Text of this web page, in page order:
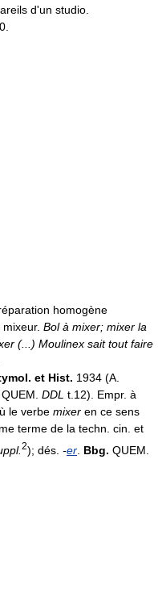
d'un studio.
homogène
Bol à mixer; mixer la
(...) Moulinex sait tout faire
et Hist. 1934 (A.
DDL t.12). Empr. à
le verbe mixer en ce sens
terme de la techn. cin. et
2); dés. -er Bbg. QUEM.